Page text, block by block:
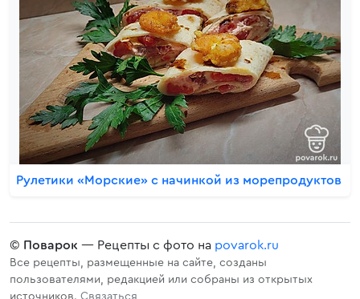
Рулетики «Морские» с начинкой из морепродуктов
© Поварок — Рецепты с фото на povarok.ru
Все рецепты, размещенные на сайте, созданы
пользователями, редакцией или собраны из открытых
источников. Связаться